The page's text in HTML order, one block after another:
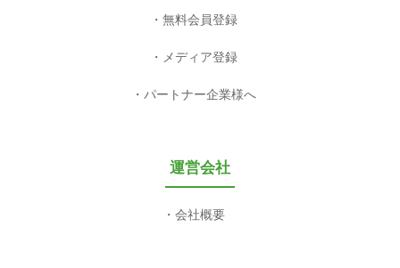
無料会員登録
メディア登録
パートナー企業様へ
運営会社
会社概要